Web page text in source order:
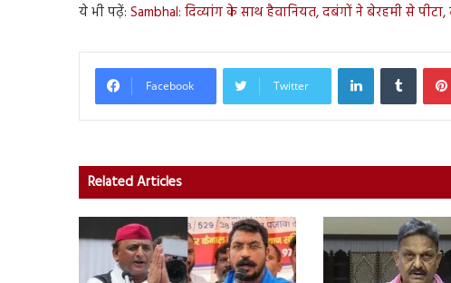
ये भी पढ़ें: Sambhal: दिव्यांग के साथ हैवानियत, दबंगों ने बेरहमी से पीटा,
Facebook Twitter
LinkedInTumblr
Related Articles